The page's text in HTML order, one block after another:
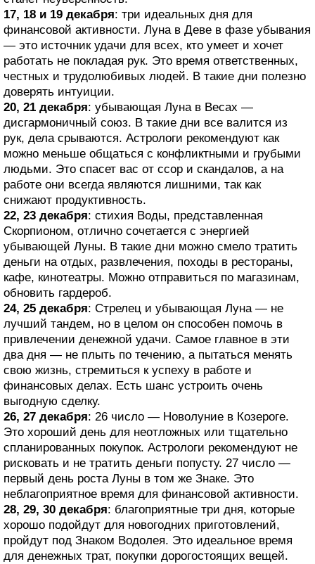
17, 18 и 19 декабря: три идеальных дня для
финансовой активности. Луна в Деве в фазе убывания
— это источник удачи для всех, кто умеет и хочет
работать не покладая рук. Это время ответственных,
честных и трудолюбивых людей. В такие дни полезно
доверять интуиции.
20, 21 декабря: убывающая Луна в Весах —
дисгармоничный союз. В такие дни все валится из
рук, дела срываются. Астрологи рекомендуют как
можно меньше общаться с конфликтными и грубыми
людьми. Это спасет вас от ссор и скандалов, а на
работе они всегда являются лишними, так как
снижают продуктивность.
22, 23 декабря: стихия Воды, представленная
Скорпионом, отлично сочетается с энергией
убывающей Луны. В такие дни можно смело тратить
деньги на отдых, развлечения, походы в рестораны,
кафе, кинотеатры. Можно отправиться по магазинам,
обновить гардероб.
24, 25 декабря: Стрелец и убывающая Луна — не
лучший тандем, но в целом он способен помочь в
привлечении денежной удачи. Самое главное в эти
два дня — не плыть по течению, а пытаться менять
свою жизнь, стремиться к успеху в работе и
финансовых делах. Есть шанс устроить очень
выгодную сделку.
26, 27 декабря: 26 число — Новолуние в Козероге.
Это хороший день для неотложных или тщательно
спланированных покупок. Астрологи рекомендуют не
рисковать и не тратить деньги попусту. 27 число —
первый день роста Луны в том же Знаке. Это
неблагоприятное время для финансовой активности.
28, 29, 30 декабря: благоприятные три дня, которые
хорошо подойдут для новогодних приготовлений,
пройдут под Знаком Водолея. Это идеальное время
для денежных трат, покупки дорогостоящих вещей.